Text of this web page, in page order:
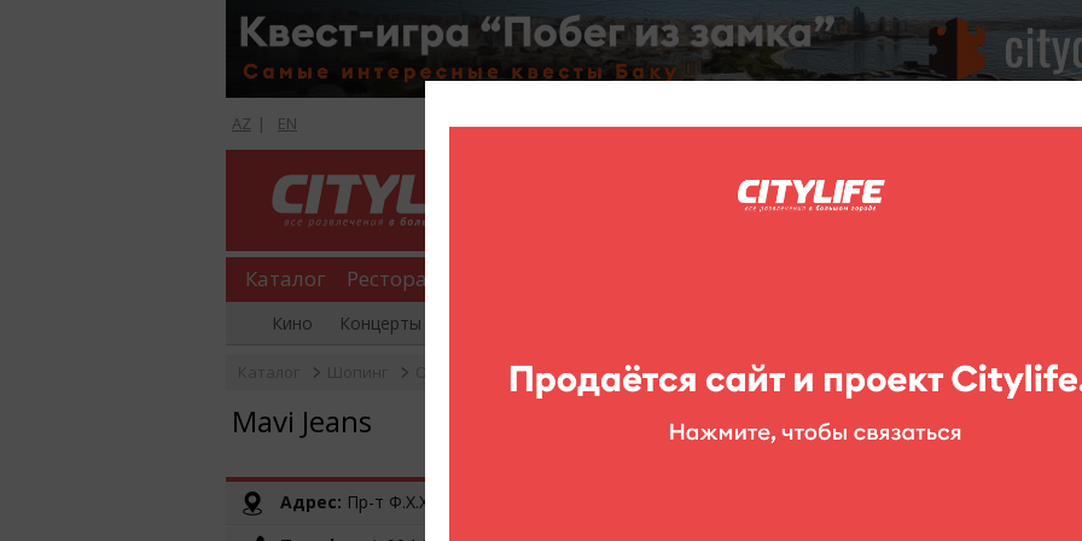
AZ | EN
Каталог Рестораны
Кино Концерты
Mavi Jeans
Mavi Jeans
Адрес: Пр-т Ф.Х.Хойского, (Ganjlik Mall, 2-й этаж)